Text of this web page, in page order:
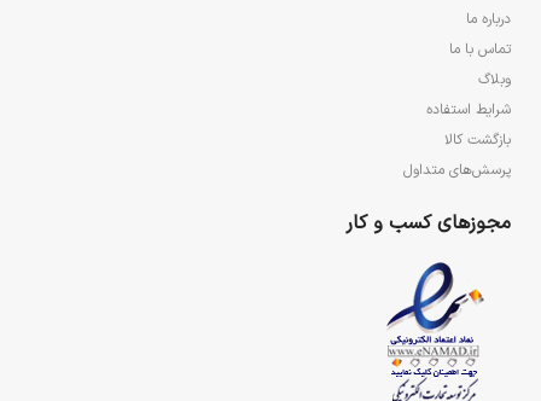
درباره ما
تماس با ما
وبلاگ
شرایط استفاده
بازگشت کالا
پرسش‌های متداول
مجوزهای کسب و کار